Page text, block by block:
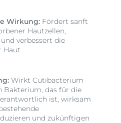
Wirkung: Fördert sanft
Hautzellen,
verbessert die
Haut.
Wirkt Cutibacterium
Bakterium, das für die
ist, wirksam
und zukünftigen